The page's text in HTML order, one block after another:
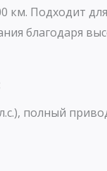
км. Подходит
благодаря
полный